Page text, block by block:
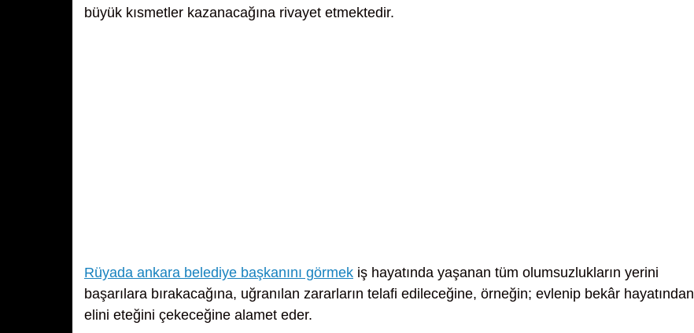
büyük kısmetler kazanacağına rivayet etmektedir.
Rüyada ankara belediye başkanını görmek iş hayatında yaşanan tüm olumsuzlukların yerini
başarılara bırakacağına, uğranılan zararların telafi edileceğine, örneğin; evlenip bekâr hayatından
elini eteğini çekeceğine alamet eder.